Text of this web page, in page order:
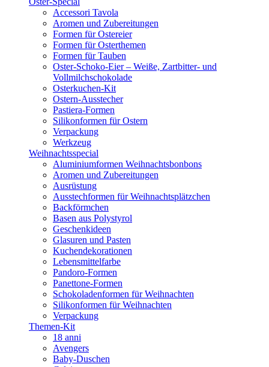
Accessori Tavola
Aromen und Zubereitungen
Formen für Ostereier
Formen für Osterthemen
Formen für Tauben
Oster-Schoko-Eier – Weiße, Zartbitter- und
Vollmilchschokolade
Osterkuchen-Kit
Ostern-Ausstecher
Pastiera-Formen
Silikonformen für Ostern
Verpackung
Werkzeug
Weihnachtsspecial
Aluminiumformen Weihnachtsbonbons
Aromen und Zubereitungen
Ausrüstung
Ausstechformen für Weihnachtsplätzchen
Backförmchen
Basen aus Polystyrol
Geschenkideen
Glasuren und Pasten
Kuchendekorationen
Lebensmittelfarbe
Pandoro-Formen
Panettone-Formen
Schokoladenformen für Weihnachten
Silikonformen für Weihnachten
Verpackung
Themen-Kit
18 anni
Avengers
Baby-Duschen